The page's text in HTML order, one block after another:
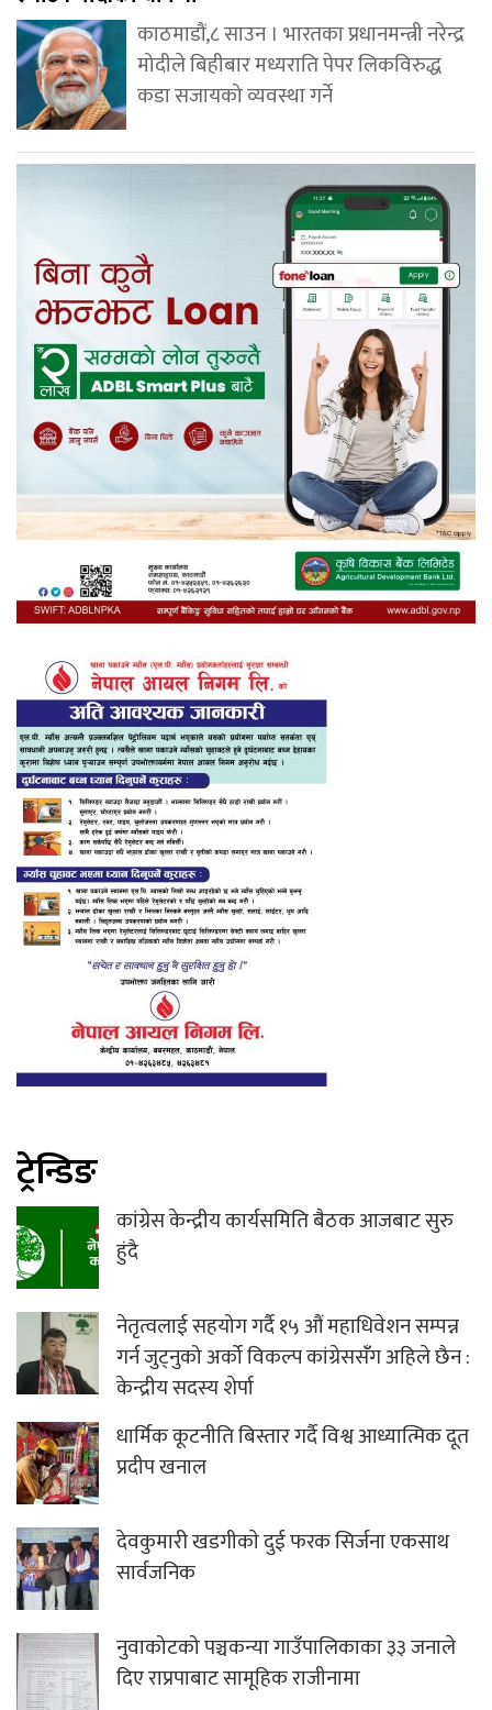
काठमाडौं,८ साउन । भारतका प्रधानमन्त्री नरेन्द्र
मोदीले बिहीबार मध्यराति पेपर लिकविरुद्ध
कडा सजायको व्यवस्था गर्ने
ट्रेन्डिङ
कांग्रेस केन्द्रीय कार्यसमिति बैठक आजबाट सुरु
हुंदै
नेतृत्वलाई सहयोग गर्दै १५ औं महाधिवेशन सम्पन्न
गर्न जुट्नुको अर्को विकल्प कांग्रेससंँग अहिले छैन :
केन्द्रीय सदस्य शेर्पा
धार्मिक कूटनीति बिस्तार गर्दै विश्व आध्यात्मिक दूत
प्रदीप खनाल
देवकुमारी खडगीकाे दुई फरक सिर्जना एकसाथ
सार्वजनिक
नुवाकोटको पञ्चकन्या गाउँपालिकाका ३३ जनाले
दिए राप्रपाबाट सामूहिक राजीनामा